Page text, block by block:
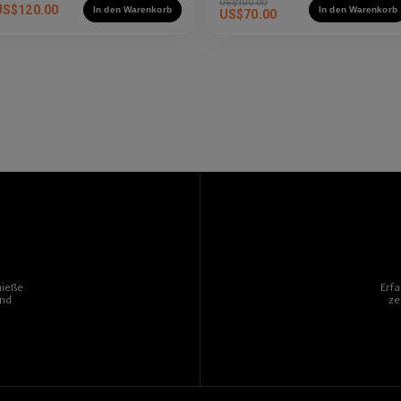
120.00 In den Warenkorb
US$100.00
US$70.00 In den Warenkorb